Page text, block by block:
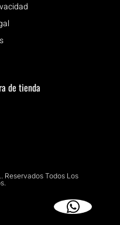
de tienda
Reservados Todos Los